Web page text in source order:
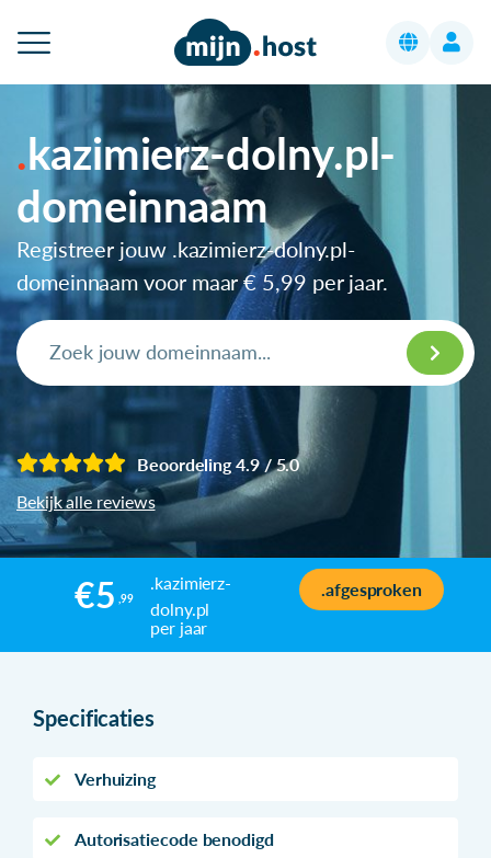
kazimierz-dolny.pl-
domeinnaam
Registreer jouw .kazimierz-dolny.pl-
domeinnaam voor maar€ 5,99 per jaar.
Beoordeling 4.9 / 5.0
Bekijk alle reviews
€5 ,99
.kazimierz-
dolny.pl
per jaar
.afgesproken
Specificaties
Verhuizing
Autorisatiecode benodigd